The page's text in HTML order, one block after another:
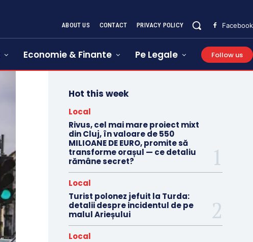
ABOUT US CONTACT PRIVACY POLICY Facebook
Economie & Finante Pe Legale Follow us
Hot this week
Local
Rivus, cel mai mare proiect mixt
din Cluj, în valoare de 550
MILIOANE DE EURO, promite să
transforme orașul — ce detaliu
rămâne secret?
Local
Turist polonez jefuit la Turda:
detalii despre incidentul de pe
malul Arieșului
Local